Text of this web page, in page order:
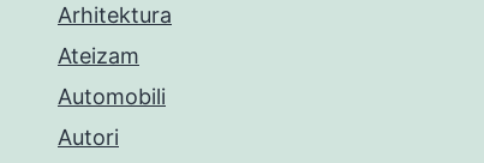
Arhitektura
Ateizam
Automobili
Autori